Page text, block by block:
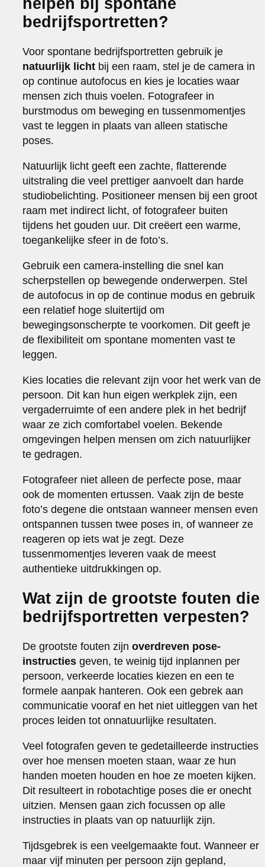
bedrijfsportretten?
Voor spontane bedrijfsportretten gebruik je
natuurlijk licht bij een raam, stel je de camera in
op continue autofocus en kies je locaties waar
mensen zich thuis voelen. Fotografeer in
burstmodus om beweging en tussenmomentjes
vast te leggen in plaats van alleen statische
poses.
Natuurlijk licht geeft een zachte, flatterende
uitstraling die veel prettiger aanvoelt dan harde
studiobelichting. Positioneer mensen bij een groot
raam met indirect licht, of fotografeer buiten
tijdens het gouden uur. Dit creëert een warme,
toegankelijke sfeer in de foto’s.
Gebruik een camera-instelling die snel kan
scherpstellen op bewegende onderwerpen. Stel
de autofocus in op de continue modus en gebruik
een relatief hoge sluitertijd om
bewegingsonscherpte te voorkomen. Dit geeft je
de flexibiliteit om spontane momenten vast te
leggen.
Kies locaties die relevant zijn voor het werk van de
persoon. Dit kan hun eigen werkplek zijn, een
vergaderruimte of een andere plek in het bedrijf
waar ze zich comfortabel voelen. Bekende
omgevingen helpen mensen om zich natuurlijker
te gedragen.
Fotografeer niet alleen de perfecte pose, maar
ook de momenten ertussen. Vaak zijn de beste
foto’s degene die ontstaan wanneer mensen even
ontspannen tussen twee poses in, of wanneer ze
reageren op iets wat je zegt. Deze
tussenmomentjes leveren vaak de meest
authentieke uitdrukkingen op.
Wat zijn de grootste fouten die
bedrijfsportretten verpesten?
De grootste fouten zijnoverdreven pose-
instructies geven, te weinig tijd inplannen per
persoon, verkeerde locaties kiezen en een te
formele aanpak hanteren. Ook een gebrek aan
communicatie vooraf en het niet uitleggen van het
proces leiden tot onnatuurlijke resultaten.
Veel fotografen geven te gedetailleerde instructies
over hoe mensen moeten staan, waar ze hun
handen moeten houden en hoe ze moeten kijken.
Dit resulteert in robotachtige poses die er onecht
uitzien. Mensen gaan zich focussen op alle
instructies in plaats van op natuurlijk zijn.
Tijdsgebrek is een veelgemaakte fout. Wanneer er
maar vijf minuten per persoon zijn gepland,